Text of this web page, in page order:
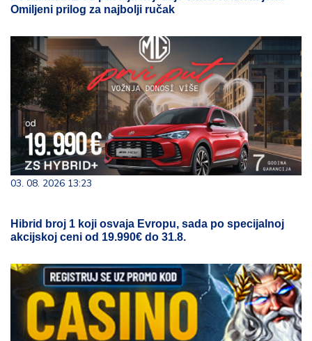
Omiljeni prilog za najbolji ručak
03. 08. 2026 13:23
Hibrid broj 1 koji osvaja Evropu, sada po specijalnoj
akcijskoj ceni od 19.990€ do 31.8.